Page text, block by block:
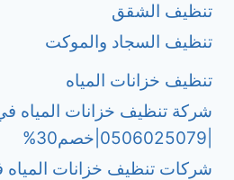
تنظيف الشقق
تنظيف السجاد والموكت
تنظيف خزانات المياه
شركة تنظيف خزانات المياه
شركات تنظيف خزانات